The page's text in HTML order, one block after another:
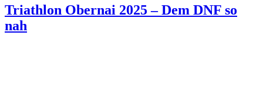
Happy
Birthday
to
Triathlon Obernai 2025 – Dem DNF so
nah